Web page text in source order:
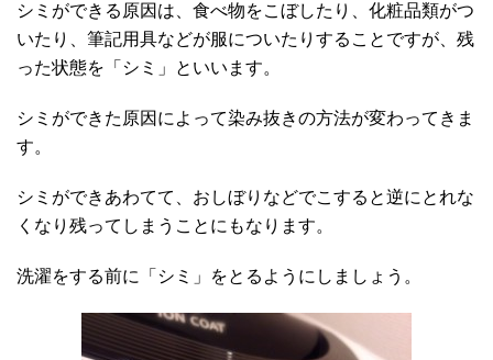
シミができる原因は、食べ物をこぼしたり、化粧品類がつ
いたり、筆記用具などが服についたりすることですが、残
った状態を「シミ」といいます。
シミができた原因によって染み抜きの方法が変わってきま
す。
シミができあわてて、おしぼりなどでこすると逆にとれな
くなり残ってしまうことにもなります。
洗濯をする前に「シミ」をとるようにしましょう。